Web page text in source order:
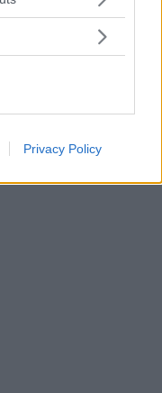
You may click to
in below Google
Privacy Policy